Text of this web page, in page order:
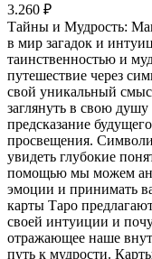
3.260 ₽
Тайны и Мудрость:
в мир загадок и
таинственностью и
путешествие через
свой уникальный
заглянуть в свою
предсказание
просвещения.
увидеть глубокие
помощью мы можем
эмоции и принимать
карты Таро
своей интуиции и
отражающее наше
путь к мудрости.